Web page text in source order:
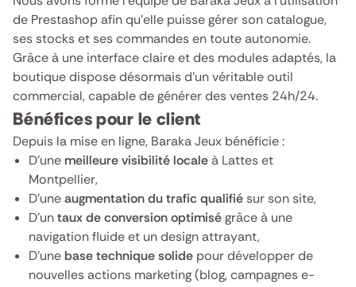
de Prestashop afin qu’elle puisse gérer son catalogue,
ses stocks et ses commandes en toute autonomie.
Grâce à une interface claire et des modules adaptés, la
boutique dispose désormais d’un véritable outil
commercial, capable de générer des ventes 24h/24.
Bénéfices pour le client
Depuis la mise en ligne, Baraka Jeux bénéficie :
D’unemeilleure visibilité localeà Lattes et
Montpellier,
D’uneaugmentation du trafic qualifiésur son site,
D’untaux de conversion optimiségrâce à une
navigation fluide et un design attrayant,
D’unebase technique solide pour développer de
nouvelles actions marketing (blog, campagnes e-